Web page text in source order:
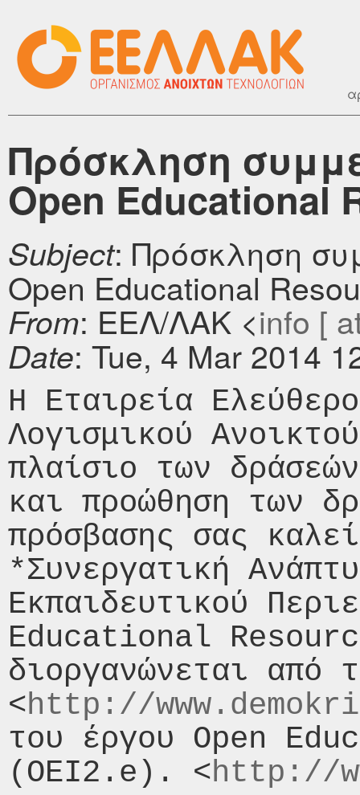
Πρόσκληση
Open Educational
Subject: Πρόσκληση
Open Educational
From: ΕΕΛ/ΛΑΚ <info [
Date: Tue, 4 Mar 2014
Η Εταιρεία
Λογισμικού
πλαίσιο των
και προώθηση των
πρόσβασης σας
*Συνεργατική
Εκπαιδευτικού
Educational
διοργανώνεται
<http://
του έργου Open
(OEI2.e). <http://